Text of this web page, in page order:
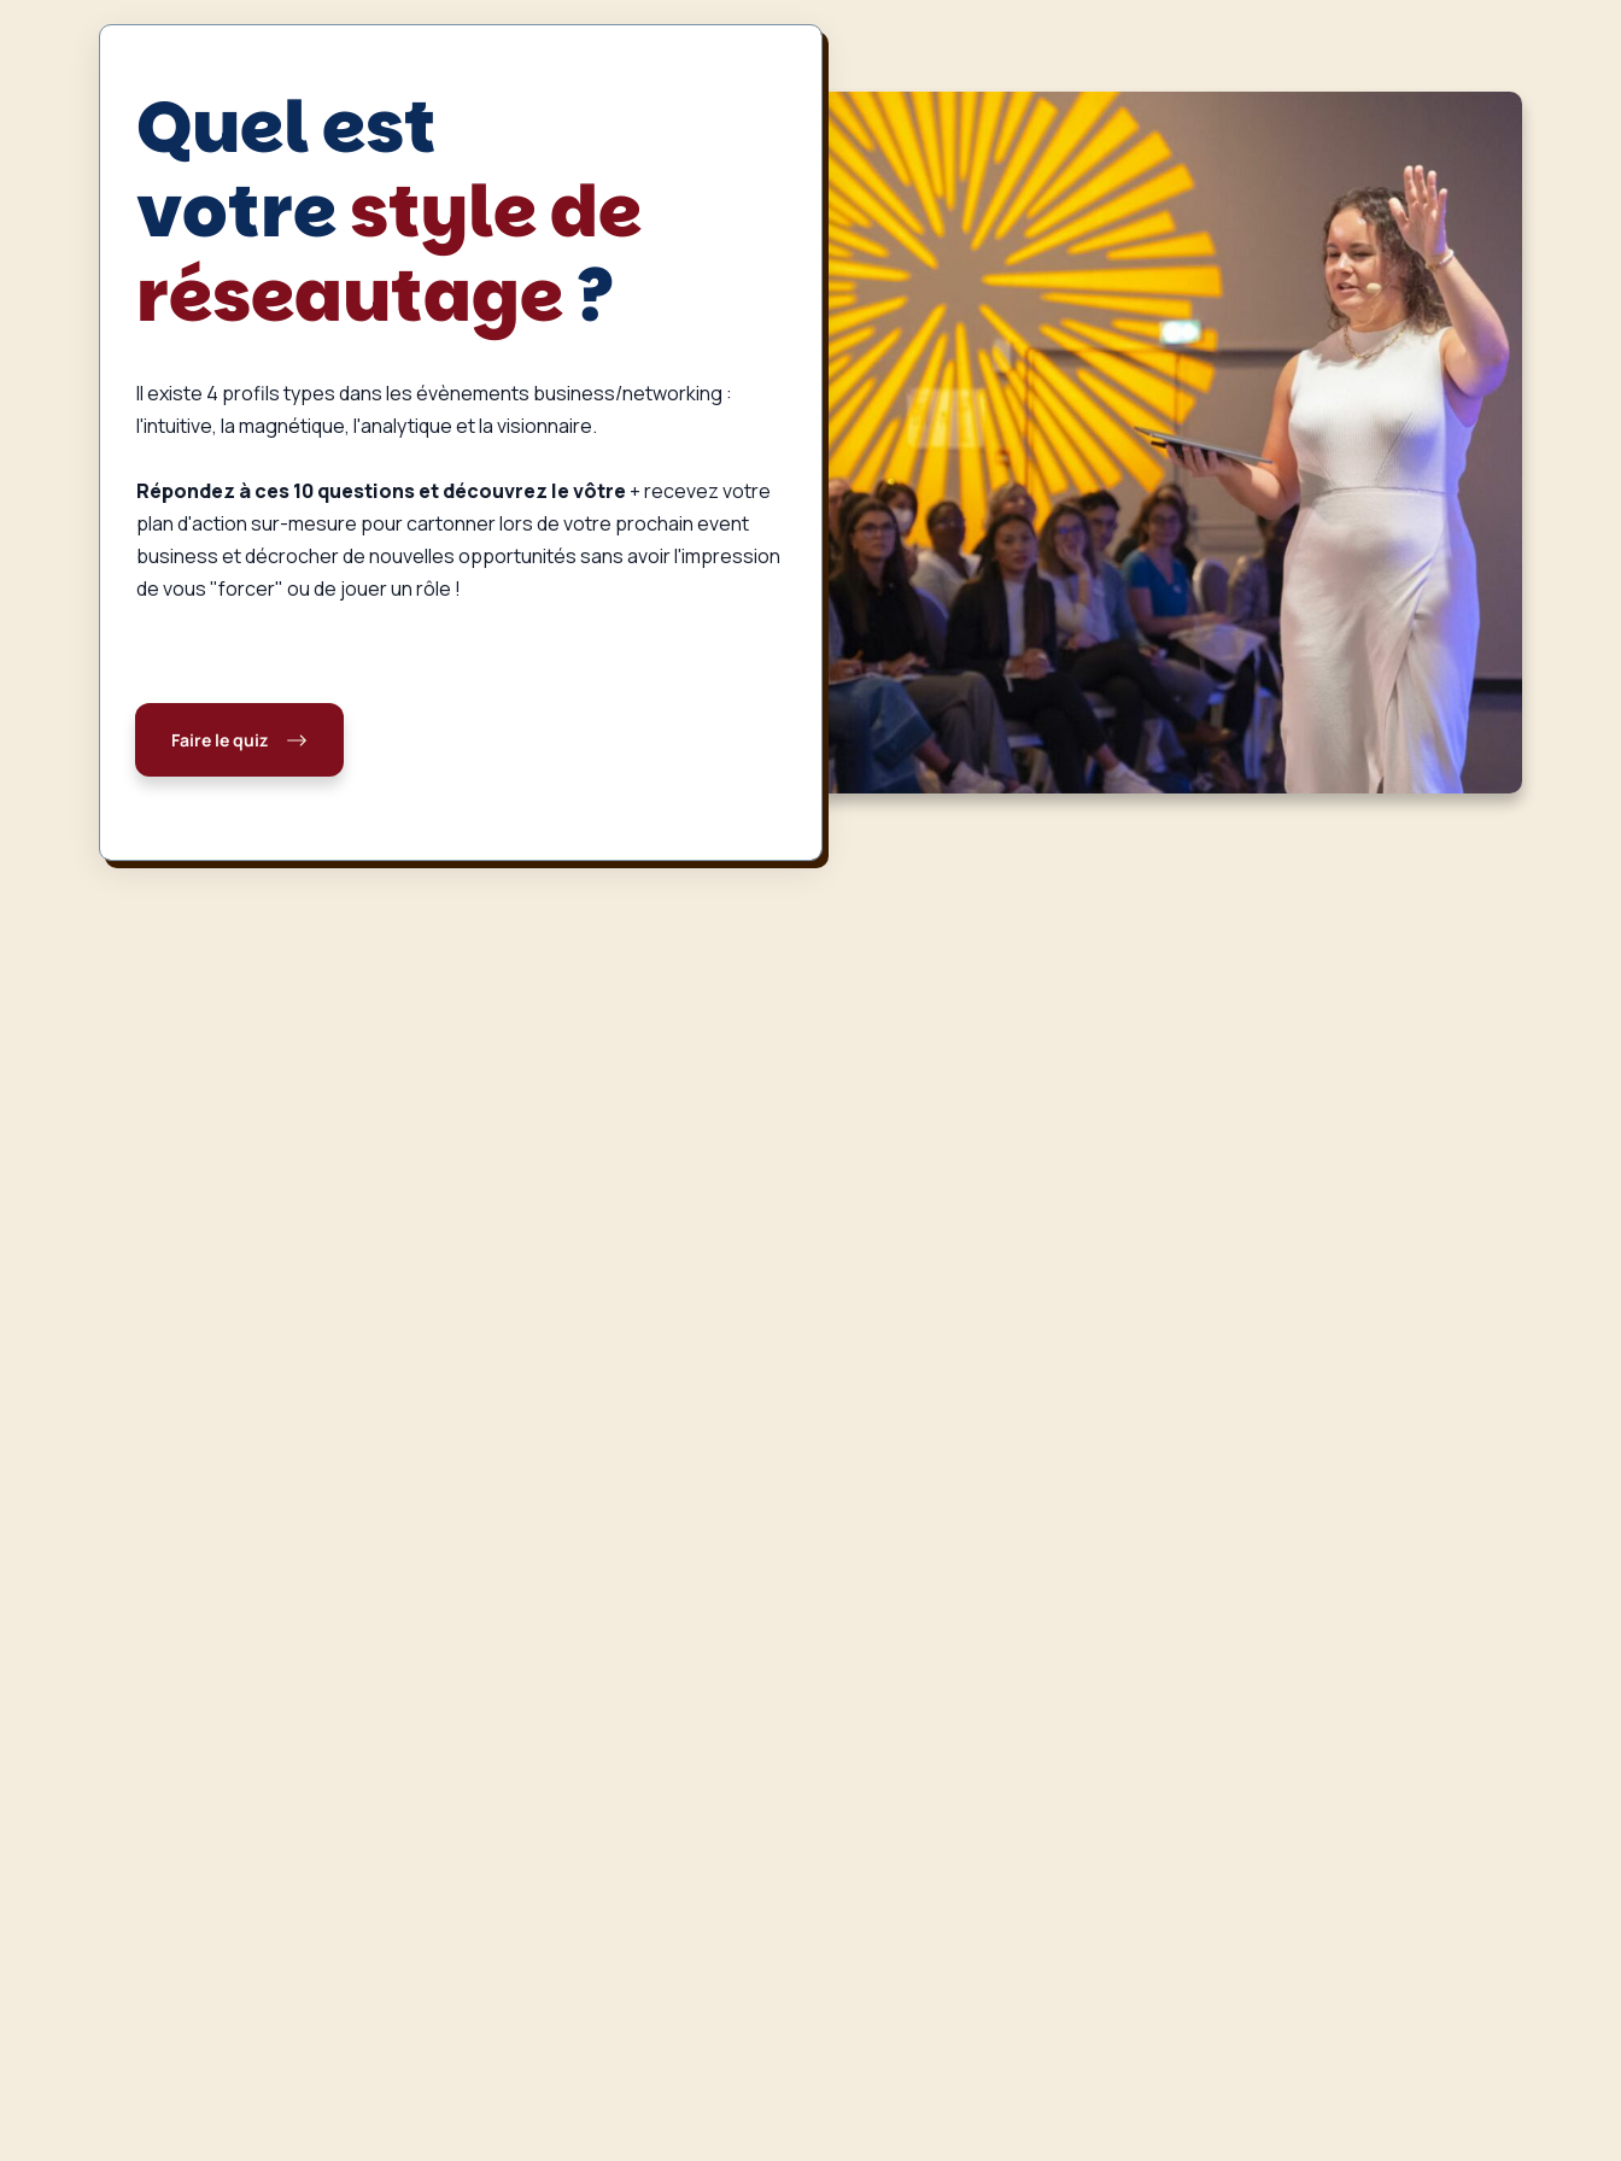
Quel est
votrestyle de
réseautage?
Il existe 4 profils types dans les évènements business/networking :
l'intuitive, la magnétique, l'analytique et la visionnaire.
Répondez à ces 10 questions et découvrez le vôtre + recevez votre
plan d'action sur-mesure pour cartonner lors de votre prochain event
business et décrocher de nouvelles opportunités sans avoir l'impression
de vous "forcer" ou de jouer un rôle !
Faire le quiz